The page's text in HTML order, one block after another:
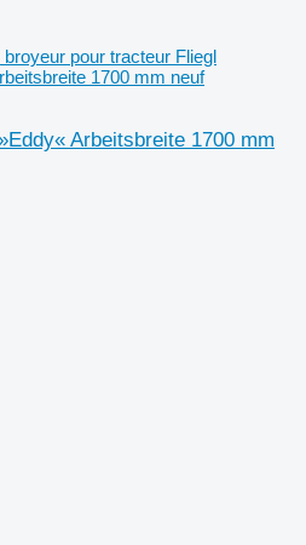
broyeur pour tracteur Fliegl
1700 mm neuf
Arbeitsbreite 1700 mm